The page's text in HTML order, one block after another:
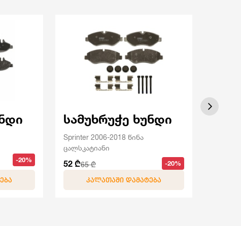
-20%
სამუხრუჭე ხუნდი
Sprinter 2006-2018 წინა
ცალსკატიანი
52 ₾65 ₾ -20%
ᲙᲐᲚᲐᲗᲐᲨᲘ ᲓᲐᲛᲐᲢᲔᲑᲐ